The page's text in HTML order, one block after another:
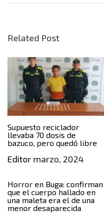
Related Post
Supuesto reciclador
llevaba 70 dosis de
bazuco, pero quedó libre
Editor marzo, 2024
Horror en Buga: confirman
que el cuerpo hallado en
una maleta era el de una
menor desaparecida